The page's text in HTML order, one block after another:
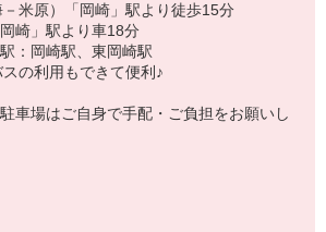
米原）「岡崎」駅より徒歩15分
崎」駅より車18分
：岡崎駅、東岡崎駅
の利用もできて便利♪
車場はご自身で手配・ご負担をお願いし